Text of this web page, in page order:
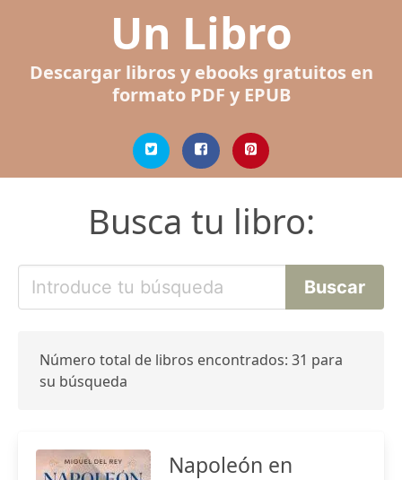
Un Libro
Descargar libros y ebooks gratuitos en
formato PDF y EPUB
Busca tu libro:
Número total de libros encontrados: 31 para
su búsqueda
Napoleón en